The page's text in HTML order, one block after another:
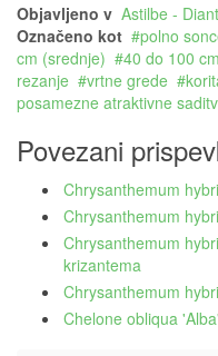
Objavljeno v Astilbe -
Označeno kot
polno
cm (srednje)
40 do 100
rezanje
vrtne grede
posamezne atraktivne
Povezani
Chrysanthemum
Chrysanthemum
Chrysanthemum
krizantema
Chrysanthemum
Chelone obliqua